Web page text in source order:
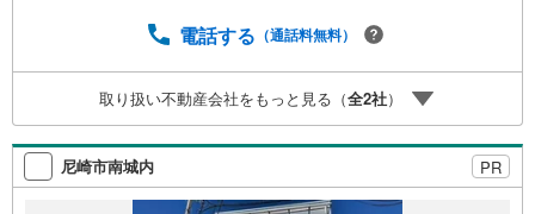
装工事等 立地・姫島小学校まで徒歩約8分・西淀中学校ま
ファイナンシャルプランナーが資金計画をサポート！2.買
い替えなどにも対応できる売却専門チームあり！3.たくさ
んの銀行と繋がりがあるため、最も低金利になるように審
査が可能！お気軽にお問合せください！
電話する （通話料無料）
取り扱い不動産会社をもっと見る（全2社）
尼崎市南城内 PR